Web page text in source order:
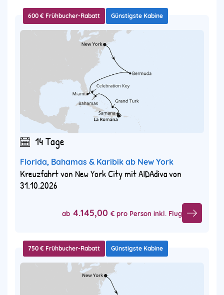
600 € Frühbucher-Rabatt Günstigste Kabine
14 Tage
Florida, Bahamas & Karibik ab New York
Kreuzfahrt von New York City mit AIDAdiva von
31.10.2026
ab 4.145,00 € pro Person inkl. Flug
750 € Frühbucher-Rabatt Günstigste Kabine